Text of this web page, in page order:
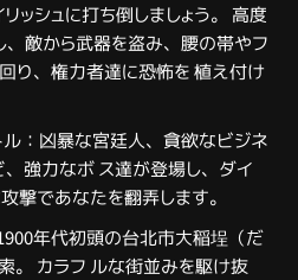
ッシュに打ち倒しましょう。 高度
、敵から武器を盗み、腰の帯やフ
り、権力者達に恐怖を 植え付け
：凶暴な宮廷人、貪欲なビジネ
強力なボ ス達が登場し、ダイ
撃であなたを翻弄します。
年代初頭の台北市大稲埕（だ
。 カラフ ルな街並みを駆け抜